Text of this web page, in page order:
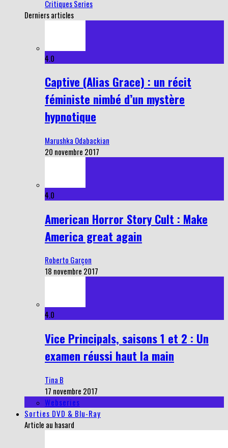
Critiques Series
Derniers articles
4.0
Captive (Alias Grace) : un récit
féministe nimbé d’un mystère
hypnotique
Marushka Odabackian
20 novembre 2017
4.0
American Horror Story Cult : Make
America great again
Roberto Garçon
18 novembre 2017
4.0
Vice Principals, saisons 1 et 2 : Un
examen réussi haut la main
Tina B
17 novembre 2017
Webseries
Sorties DVD & Blu-Ray
Article au hasard